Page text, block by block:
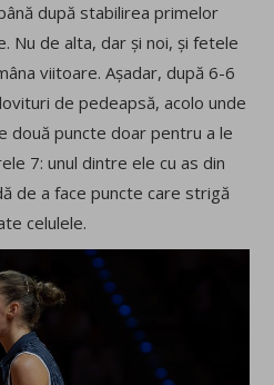
după stabilirea primelor
Nu de alta, dar și noi, și fetele
viitoare. Așadar, după 6-6
de pedeapsă, acolo unde
două puncte doar pentru a le
7: unul dintre ele cu as din
de a face puncte care strigă
celulele.